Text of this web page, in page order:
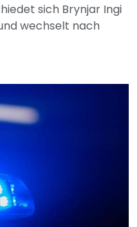
sich Brynjar Ingi
wechselt nach